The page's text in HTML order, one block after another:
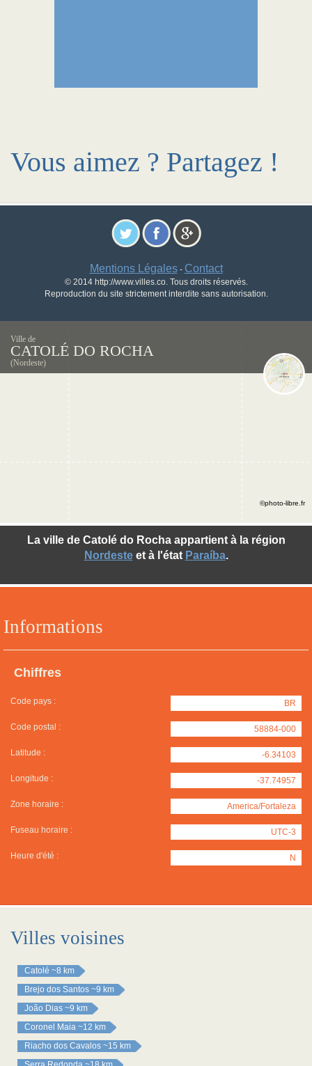
Vous aimez ? Partagez !
Mentions Légales- Contact
© 2014 http://www.villes.co. Tous droits réservés.
Reproduction du site strictement interdite sans autorisation.
Ville de
CATOLÉ DO ROCHA
(Nordeste)
Informations
Chiffres
Code pays : BR
Code postal : 58884-000
Latitude : -6.34103
Longitude : -37.74957
Zone horaire : America/Fortaleza
Fuseau horaire : UTC-3
Heure d'été : N
La ville de Catolé do Rocha appartient à la région
Nordesteet à l'état Paraíba.
©photo-libre.fr
Villes voisines
Catolé ~8 km
Brejo dos Santos ~9 km
João Dias ~9 km
Coronel Maia ~12 km
Riacho dos Cavalos ~15 km